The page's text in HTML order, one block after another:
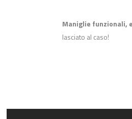
Maniglie funzionali,
lasciato al caso!